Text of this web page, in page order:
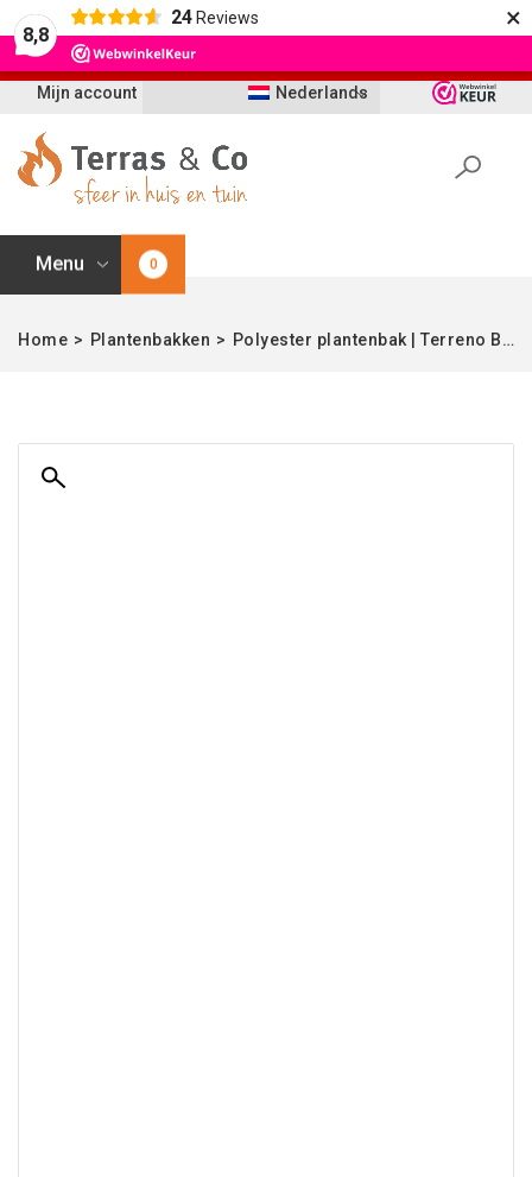
8,8
24 Reviews ×
Nederlands
Mijn account
Menu 0
Home > Plantenbakken > Polyester plantenbak | Terreno Balloon Sand | Verschillende afmetingen
Let op: t/m 21 augustus worden bestellingen
vertraagd geleverd i.v.m. vakantie